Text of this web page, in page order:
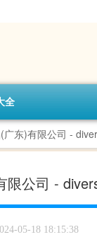
全
广东)有限公司 -
公司 -
05-18 18:15:38